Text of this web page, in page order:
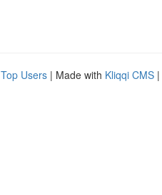
Top Users | Made with Kliqqi CMS |